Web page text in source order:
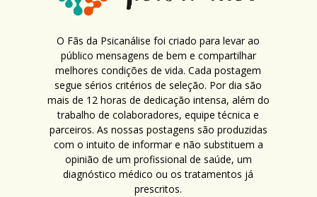
O Fãs da Psicanálise foi criado para levar ao
público mensagens de bem e compartilhar
melhores condições de vida. Cada postagem
segue sérios critérios de seleção. Por dia são
mais de 12 horas de dedicação intensa, além do
trabalho de colaboradores, equipe técnica e
parceiros. As nossas postagens são produzidas
com o intuito de informar e não substituem a
opinião de um profissional de saúde, um
diagnóstico médico ou os tratamentos já
prescritos.